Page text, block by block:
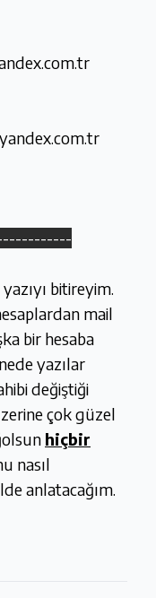
bitireyim.
mail
bir hesaba
yazılar
değiştiği
çok güzel
hiçbir
nasıl
anlatacağım.